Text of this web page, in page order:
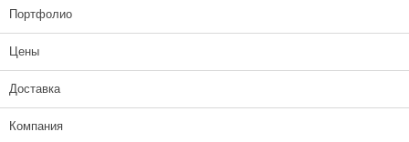
Портфолио
Цены
Доставка
Компания